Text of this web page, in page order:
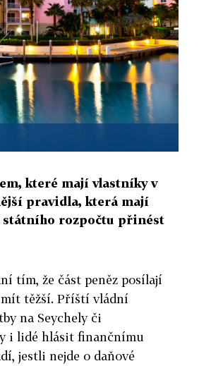
které mají vlastníky v
pravidla, která mají
státního rozpočtu přinést
tím, že část peněz posílají
těžší. Příští vládní
na Seychely či
i lidé hlásit finančnímu
jestli nejde o daňové